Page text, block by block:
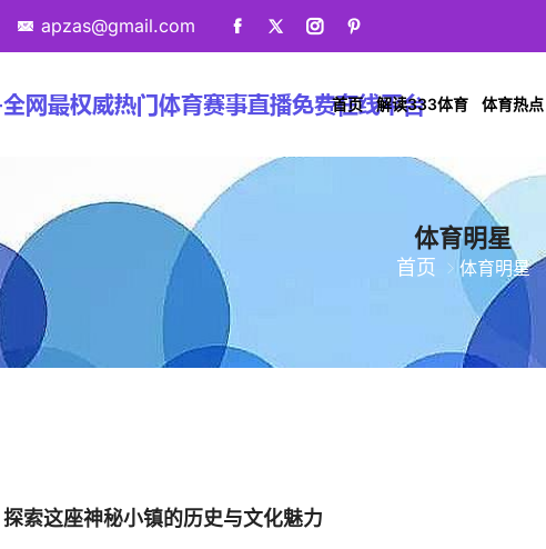
apzas@gmail.com
首页 解读333体育 体育热点
体育明星
首页 体育明星
索这座神秘小镇的历史与文化魅力